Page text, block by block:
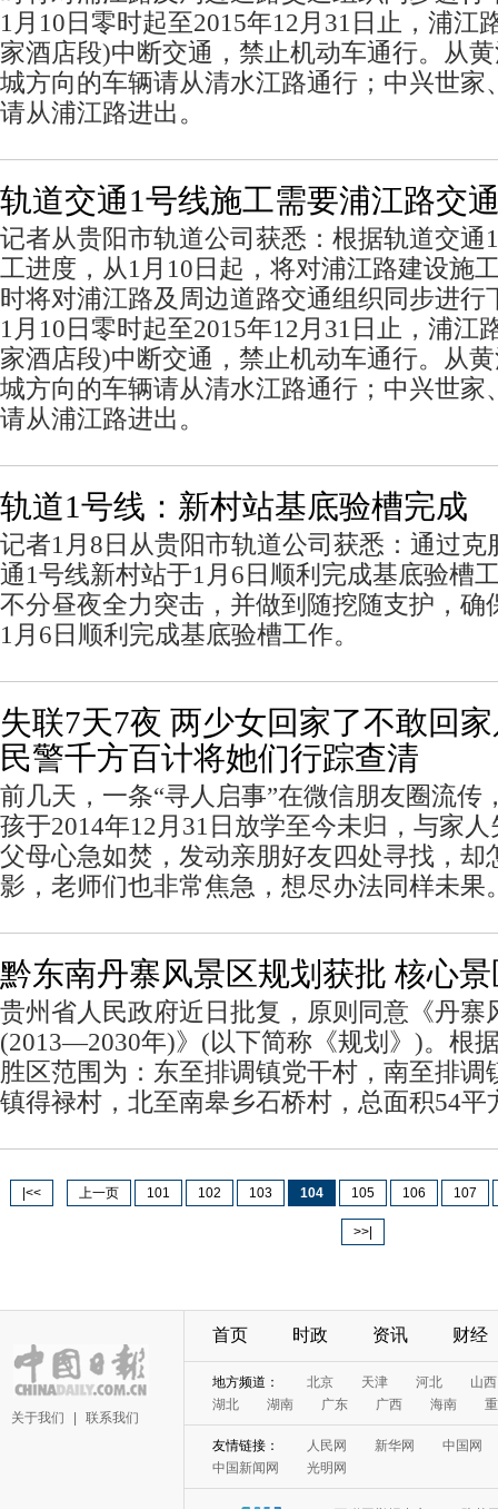
1月10日零时起至2015年12月31日止，浦江
家酒店段)中断交通，禁止机动车通行。从
城方向的车辆请从清水江路通行；中兴世家
请从浦江路进出。
轨道交通1号线施工需要浦江路交
记者从贵阳市轨道公司获悉：根据轨道交通
工进度，从1月10日起，将对浦江路建设施
时将对浦江路及周边道路交通组织同步进行
1月10日零时起至2015年12月31日止，浦江
家酒店段)中断交通，禁止机动车通行。从
城方向的车辆请从清水江路通行；中兴世家
请从浦江路进出。
轨道1号线：新村站基底验槽完成
记者1月8日从贵阳市轨道公司获悉：通过克
通1号线新村站于1月6日顺利完成基底验槽
不分昼夜全力突击，并做到随挖随支护，确
1月6日顺利完成基底验槽工作。
失联7天7夜 两少女回家了不敢回
民警千方百计将她们行踪查清
前几天，一条“寻人启事”在微信朋友圈流传
孩于2014年12月31日放学至今未归，与家
父母心急如焚，发动亲朋好友四处寻找，却
影，老师们也非常焦急，想尽办法同样未果
黔东南丹寨风景区规划获批 核心
贵州省人民政府近日批复，原则同意《丹寨
(2013—2030年)》(以下简称《规划》)。根
胜区范围为：东至排调镇党干村，南至排调
镇得禄村，北至南皋乡石桥村，总面积54平
|<< 上一页 101 102 103 104 105 106 107
>>|
关于我们 联系我们
首页 时政 资讯 财经